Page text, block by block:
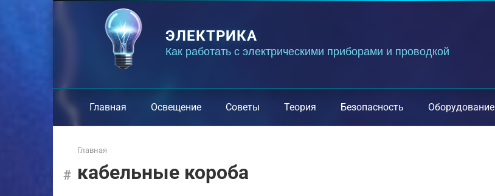
ЭЛЕКТРИКА
Как работать с электрическими приборами и проводкой
Главная Освещение Советы Теория Безопасность Оборудование
Главная
кабельные короба